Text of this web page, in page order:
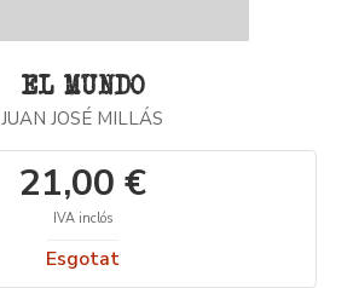
EL MUNDO
JUAN JOSÉ MILLÁS
21,00 €
IVA inclós
Esgotat